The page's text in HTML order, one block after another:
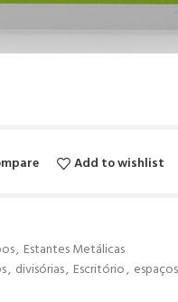
Add to wishlist
, Estantes Metálicas
, divisórias, Escritório, espaços